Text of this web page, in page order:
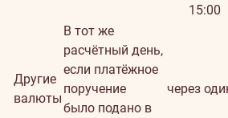
15:00
Другие
валюты
В тот же
расчётный день,
если платёжное
поручение
было подано в
через